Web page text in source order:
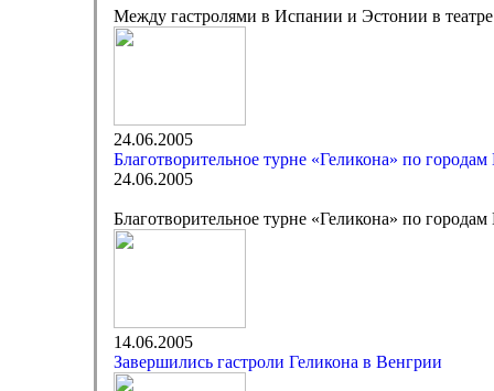
Между гастролями в Испании и Эстонии в
24.06.2005
Благотворительное турне «Геликона» по
24.06.2005
Благотворительное турне «Геликона» по
14.06.2005
Завершились гастроли Геликона в Венгрии